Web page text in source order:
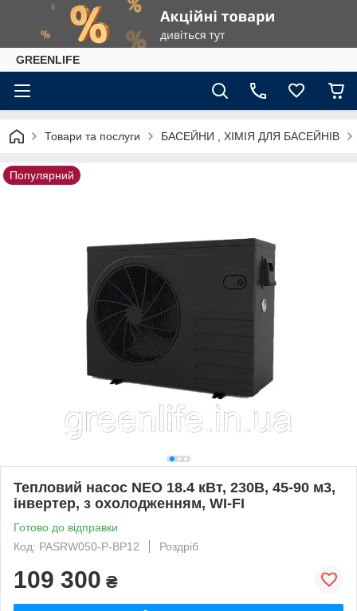
GREENLIFE
Товари та послуги БАСЕЙНИ , ХІМІЯ ДЛЯ БАСЕЙНІВ
Популярний
Тепловий насос NEO 18.4 кВт, 230В, 45-90 м3,
інвертер, з охолодженням, WI-FI
Готово до відправки
Код: PASRW050-P-BP12
Роздріб
109 300 ₴